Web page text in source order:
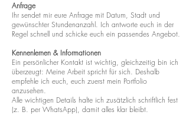
Anfrage
Ihr sendet mir eure Anfrage mit Datum, Stadt und
gewünschter Stundenanzahl. Ich antworte euch in der
Regel schnell und schicke euch ein passendes Angebot.
Kennenlernen & Informationen
Ein persönlicher Kontakt ist wichtig, gleichzeitig bin ich
überzeugt: Meine Arbeit spricht für sich. Deshalb
empfehle ich euch, euch zuerst mein Portfolio
anzusehen.
Alle wichtigen Details halte ich zusätzlich schriftlich fest
(z. B. per WhatsApp), damit alles klar bleibt.